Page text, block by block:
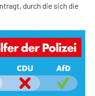
durch die sich die